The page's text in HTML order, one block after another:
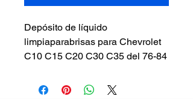
Depósito de líquido
limpiaparabrisas para Chevrolet
C10 C15 C20 C30 C35 del 76-84